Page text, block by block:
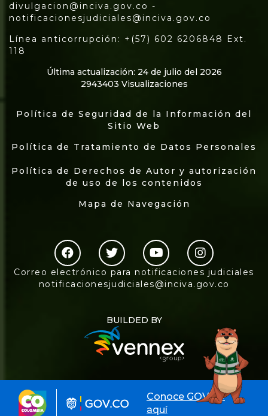
divulgacion@inciva.gov.co -
notificacionesjudiciales@inciva.gov.co
Línea anticorrupción: +(57) 602 6206848 Ext.
118
Última actualización: 24 de julio del 2026
2943403 Visualizaciones
Política de Seguridad de la Información del
Sitio Web
Política de Tratamiento de Datos Personales
Política de Derechos de Autor y autorización
de uso de los contenidos
Mapa de Navegación
Correo electrónico para notificaciones judiciales
notificacionesjudiciales@inciva.gov.co
BUILDED BY
Conoce GOV.CO
aquí